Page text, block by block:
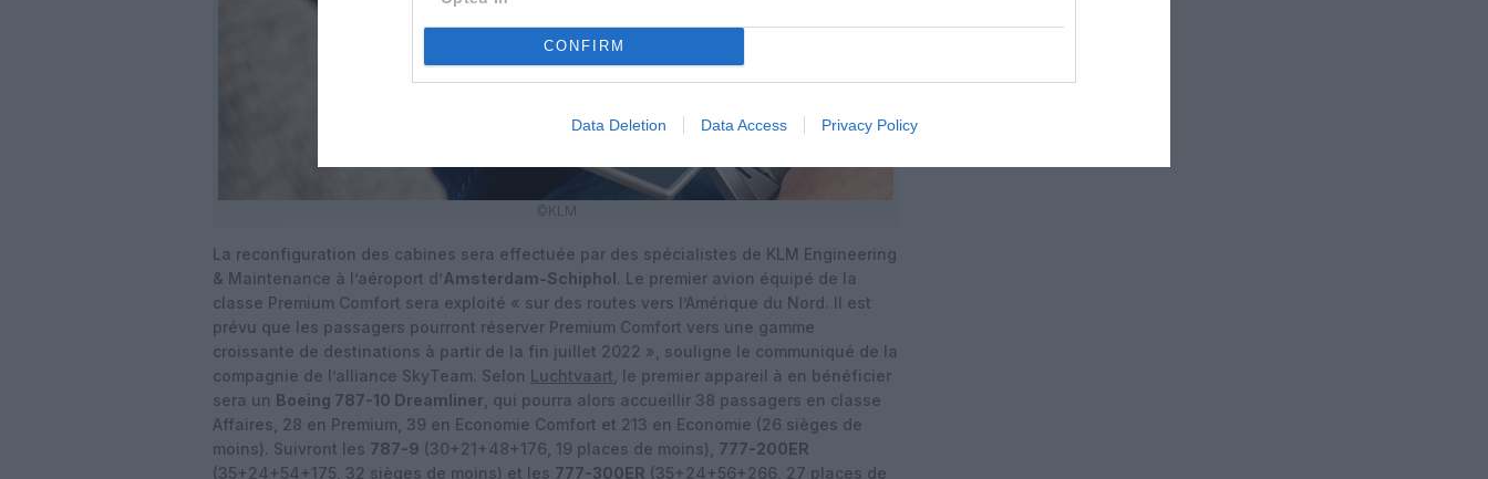
CONFIRM
Data Deletion Data Access Privacy Policy
©KLM
La reconfiguration des cabines sera effectuée par des spécialistes de KLM Engineering
& Maintenance à l’aéroport d’Amsterdam-Schiphol. Le premier avion équipé de la
classe Premium Comfort sera exploité « sur des routes vers l’Amérique du Nord. Il est
prévu que les passagers pourront réserver Premium Comfort vers une gamme
croissante de destinations à partir de la fin juillet 2022 », souligne le communiqué de la
compagnie de l’alliance SkyTeam. Selon Luchtvaart , le premier appareil à en bénéficier
sera un Boeing 787-10 Dreamliner , qui pourra alors accueillir 38 passagers en classe
Affaires, 28 en Premium, 39 en Economie Comfort et 213 en Economie (26 sièges de
moins). Suivront les 787-9 (30+21+48+176, 19 places de moins), 777-200ER
(35+24+54+175, 32 sièges de moins) et les 777-300ER (35+24+56+266, 27 places de